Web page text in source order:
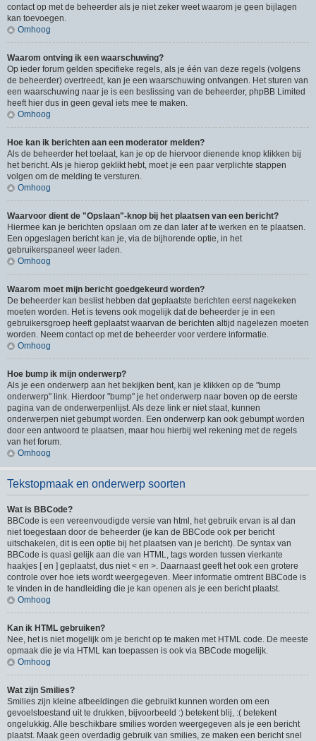
contact op met de beheerder als je niet zeker weet waarom je geen bijlagen
kan toevoegen.
Omhoog
Waarom ontving ik een waarschuwing?
Op ieder forum gelden specifieke regels, als je één van deze regels (volgens
de beheerder) overtreedt, kan je een waarschuwing ontvangen. Het sturen van
een waarschuwing naar je is een beslissing van de beheerder, phpBB Limited
heeft hier dus in geen geval iets mee te maken.
Omhoog
Hoe kan ik berichten aan een moderator melden?
Als de beheerder het toelaat, kan je op de hiervoor dienende knop klikken bij
het bericht. Als je hierop geklikt hebt, moet je een paar verplichte stappen
volgen om de melding te versturen.
Omhoog
Waarvoor dient de "Opslaan"-knop bij het plaatsen van een bericht?
Hiermee kan je berichten opslaan om ze dan later af te werken en te plaatsen.
Een opgeslagen bericht kan je, via de bijhorende optie, in het
gebruikerspaneel weer laden.
Omhoog
Waarom moet mijn bericht goedgekeurd worden?
De beheerder kan beslist hebben dat geplaatste berichten eerst nagekeken
moeten worden. Het is tevens ook mogelijk dat de beheerder je in een
gebruikersgroep heeft geplaatst waarvan de berichten altijd nagelezen moeten
worden. Neem contact op met de beheerder voor verdere informatie.
Omhoog
Hoe bump ik mijn onderwerp?
Als je een onderwerp aan het bekijken bent, kan je klikken op de "bump
onderwerp" link. Hierdoor "bump" je het onderwerp naar boven op de eerste
pagina van de onderwerpenlijst. Als deze link er niet staat, kunnen
onderwerpen niet gebumpt worden. Een onderwerp kan ook gebumpt worden
door een antwoord te plaatsen, maar hou hierbij wel rekening met de regels
van het forum.
Omhoog
Tekstopmaak en onderwerp soorten
Wat is BBCode?
BBCode is een vereenvoudigde versie van html, het gebruik ervan is al dan
niet toegestaan door de beheerder (je kan de BBCode ook per bericht
uitschakelen, dit is een optie bij het plaatsen van je bericht). De syntax van
BBCode is quasi gelijk aan die van HTML, tags worden tussen vierkante
haakjes [ en ] geplaatst, dus niet < en >. Daarnaast geeft het ook een grotere
controle over hoe iets wordt weergegeven. Meer informatie omtrent BBCode is
te vinden in de handleiding die je kan openen als je een bericht plaatst.
Omhoog
Kan ik HTML gebruiken?
Nee, het is niet mogelijk om je bericht op te maken met HTML code. De meeste
opmaak die je via HTML kan toepassen is ook via BBCode mogelijk.
Omhoog
Wat zijn Smilies?
Smilies zijn kleine afbeeldingen die gebruikt kunnen worden om een
gevoelstoestand uit te drukken, bijvoorbeeld :) betekent blij, :( betekent
ongelukkig. Alle beschikbare smilies worden weergegeven als je een bericht
plaatst. Maak geen overdadig gebruik van smilies, ze maken een bericht snel